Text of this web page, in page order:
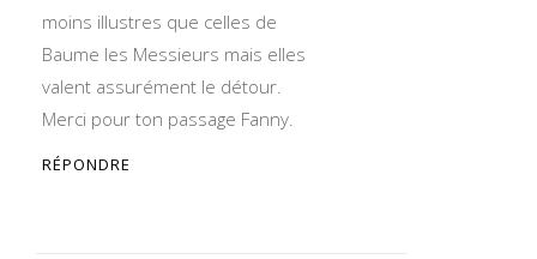
moins illustres que celles de
Baume les Messieurs mais elles
valent assurément le détour.
Merci pour ton passage Fanny.
RÉPONDRE